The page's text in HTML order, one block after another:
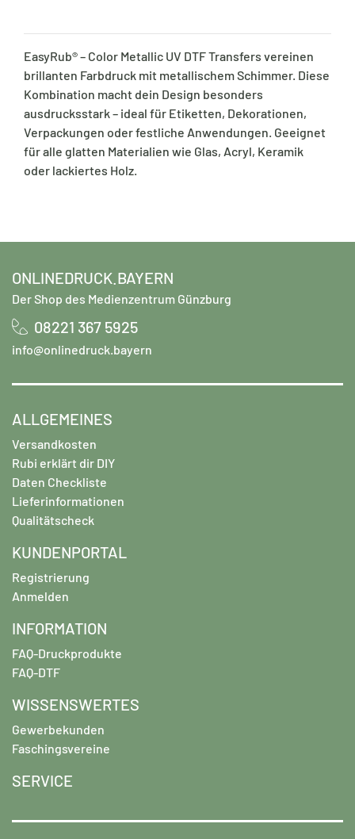
EasyRub® – Color Metallic UV DTF Transfers vereinen
brillanten Farbdruck mit metallischem Schimmer. Diese
Kombination macht dein Design besonders
ausdrucksstark – ideal für Etiketten, Dekorationen,
Verpackungen oder festliche Anwendungen. Geeignet
für alle glatten Materialien wie Glas, Acryl, Keramik
oder lackiertes Holz.
ONLINEDRUCK.BAYERN
Der Shop des Medienzentrum Günzburg
08221 367 5925
info@onlinedruck.bayern
ALLGEMEINES
Versandkosten
Rubi erklärt dir DIY
Daten Checkliste
Lieferinformationen
Qualitätscheck
KUNDENPORTAL
Registrierung
Anmelden
INFORMATION
FAQ-Druckprodukte
FAQ-DTF
WISSENSWERTES
Gewerbekunden
Faschingsvereine
SERVICE